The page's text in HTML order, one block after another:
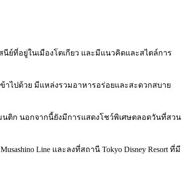
ย์ที่อยู่ในเมืองโตเกียว และมีแนวคิดและสไตล์การ
ไปด้วย มีแหล่งรวมอาหารอร่อยและสะดวกสบาย
นติก นอกจากนี้ยังมีการแสดงโชว์พิเศษตลอดวันที่สวน
Line และลงที่สถานี Tokyo Disney Resort ที่มี